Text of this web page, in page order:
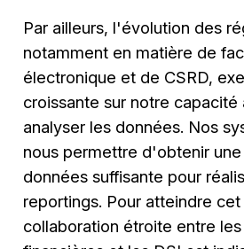
Par ailleurs, l'évolution des
notamment en matière de
électronique et de CSRD,
croissante sur notre
analyser les données. Nos
nous permettre d'obtenir
données suffisante pour
reportings. Pour atteindre
collaboration étroite entre